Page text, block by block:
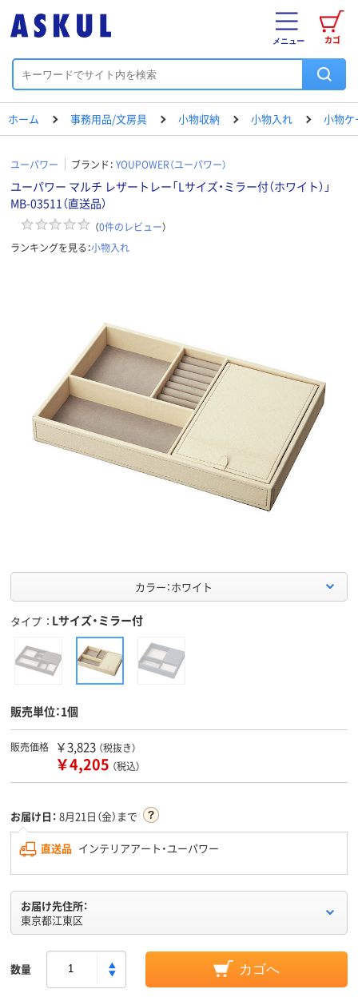
カゴ
メニュー
ホーム 事務用品/文房具 小物収納 小物入れ 小物ケ
ユーパワー ブランド： YOUPOWER（ユーパワー）
ユーパワー マルチ レザートレー「Lサイズ・ミラー付（ホワイト）」
MB-03511（直送品）
（0件のレビュー）
ランキングを見る：小物入れ
カラー：ホワイト
タイプ Lサイズ・ミラー付
販売単位：1個
販売価格 ￥3,823 （税抜き）
￥4,205 （税込）
お届け日： 8月21日（金）まで
直送品 インテリアアート・ユーパワー
お届け先住所：
東京都江東区
数量 カゴへ